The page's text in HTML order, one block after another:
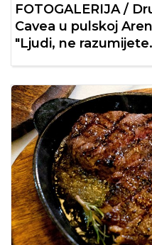
FOTOGALERIJA /
Cavea u pulskoj
"Ljudi, ne